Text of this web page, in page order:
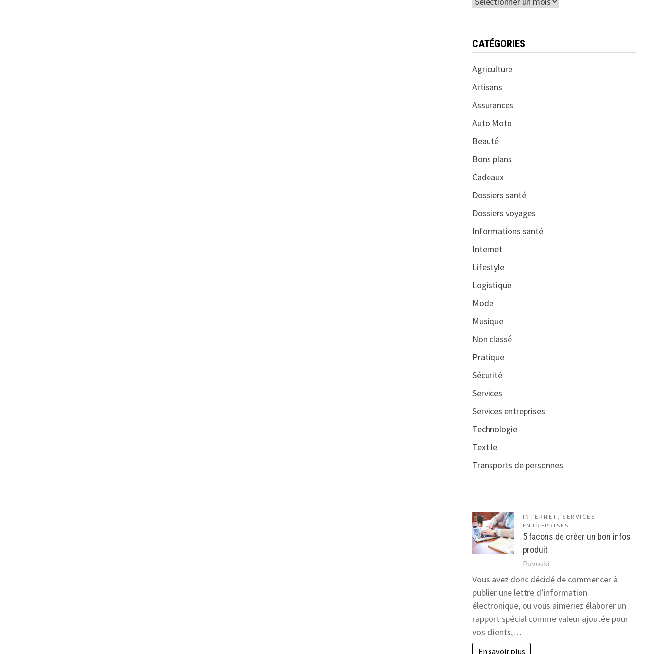
CATÉGORIES
Agriculture
Artisans
Assurances
Auto Moto
Beauté
Bons plans
Cadeaux
Dossiers santé
Dossiers voyages
Informations santé
Internet
Lifestyle
Logistique
Mode
Musique
Non classé
Pratique
Sécurité
Services
Services entreprises
Technologie
Textile
Transports de personnes
INTERNET , SERVICES
ENTREPRISES
5 facons de créer un bon infos
produit
Povoski
Vous avez donc décidé de commencer à
publier une lettre d’information
électronique, ou vous aimeriez élaborer un
rapport spécial comme valeur ajoutée pour
vos clients,…
En savoir plus